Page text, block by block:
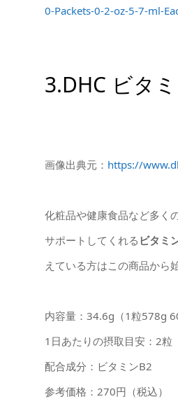
0-Packets-0-2-oz-5-7-ml-
3.DHC ビタ
画像出典元： https://
化粧品や健康食品など多く
サポートしてくれる ビタミ
えている方はこの商品から
内容量：34.6g（1粒578g
1日あたりの摂取目安：2粒
配合成分：ビタミンB2
参考価格：270円（税込）